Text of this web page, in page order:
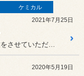
ケミカル
2021年7月25日
2020年5月19日